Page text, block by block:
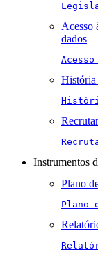
Acesso
dados
História
Instrumentos
Plano
Plano